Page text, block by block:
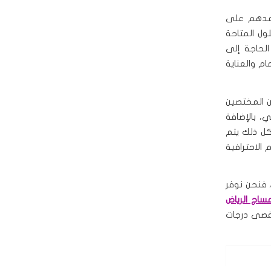
على
المتاحة
إلى
والعناية
المختصين
بالإضافة
ذلك يتم
فنحن نوفر
الرياض
درجات